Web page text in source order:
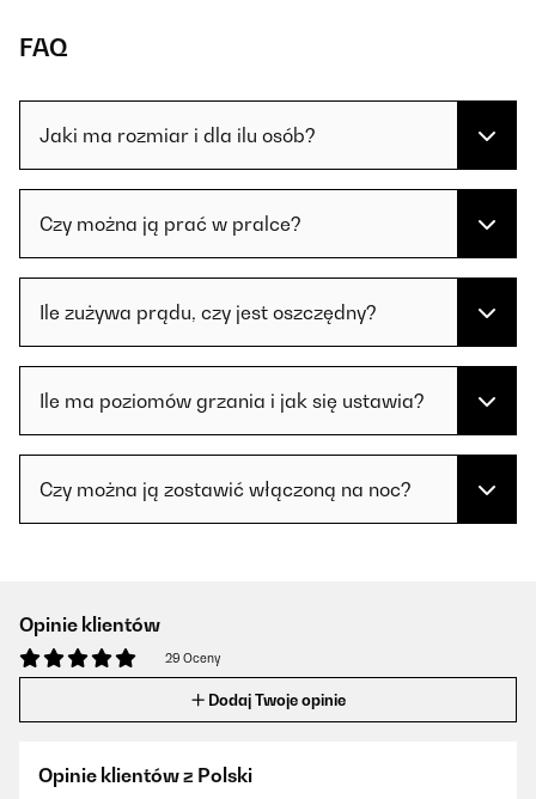
FAQ
Jaki ma rozmiar i dla ilu osób?
Czy można ją prać w pralce?
Ile zużywa prądu, czy jest oszczędny?
Ile ma poziomów grzania i jak się ustawia?
Czy można ją zostawić włączoną na noc?
Opinie klientów
29 Oceny
Dodaj Twoje opinie
Opinie klientów z Polski